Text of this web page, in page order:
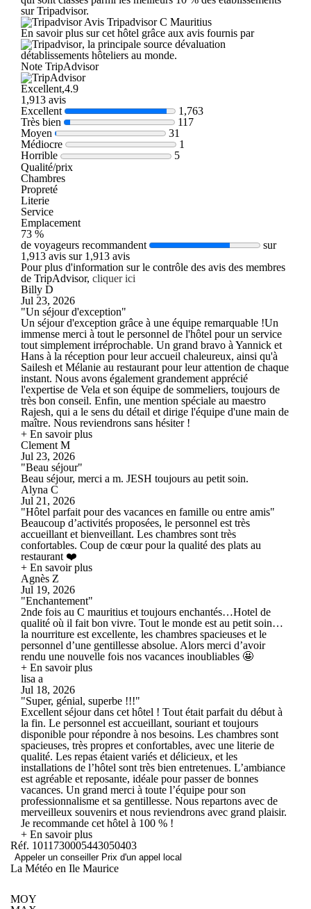
sur Tripadvisor.
Avis Tripadvisor C Mauritius
En savoir plus sur cet hôtel grâce aux avis fournis par
, la principale source dévaluation
détablissements hôteliers au monde.
Note TripAdvisor
Excellent,4.9
1,913 avis
Excellent
1,763
Très bien
117
Moyen
31
Médiocre
1
Horrible
5
Qualité/prix
Chambres
Propreté
Literie
Service
Emplacement
73 %
de voyageurs recommandent
sur
1,913 avis sur 1,913 avis
Pour plus d'information sur le contrôle des avis des membres
de TripAdvisor, cliquer ici
Billy D
Jul 23, 2026
"Un séjour d'exception"
Un séjour d'exception grâce à une équipe remarquable ! ​Un
immense merci à tout le personnel de l'hôtel pour un service
tout simplement irréprochable. Un grand bravo à Yannick et
Hans à la réception pour leur accueil chaleureux, ainsi qu'à
Sailesh et Mélanie au restaurant pour leur attention de chaque
instant. Nous avons également grandement apprécié
l'expertise de Vela et son équipe de sommeliers, toujours de
très bon conseil. Enfin, une mention spéciale au maestro
Rajesh, qui a le sens du détail et dirige l'équipe d'une main de
maître. Nous reviendrons sans hésiter !
+ En savoir plus
Clement M
Jul 23, 2026
"Beau séjour"
Beau séjour, merci a m. JESH toujours au petit soin.
Alyna C
Jul 21, 2026
"Hôtel parfait pour des vacances en famille ou entre amis"
Beaucoup d’activités proposées, le personnel est très
accueillant et bienveillant. Les chambres sont très
confortables. Coup de cœur pour la qualité des plats au
restaurant ❤️
+ En savoir plus
Agnès Z
Jul 19, 2026
"Enchantement"
2nde fois au C mauritius et toujours enchantés…Hotel de
qualité où il fait bon vivre. Tout le monde est au petit soin…
la nourriture est excellente, les chambres spacieuses et le
personnel d’une gentillesse absolue. Alors merci d’avoir
rendu une nouvelle fois nos vacances inoubliables 🤩
+ En savoir plus
lisa a
Jul 18, 2026
"Super, génial, superbe !!!"
Excellent séjour dans cet hôtel ! Tout était parfait du début à
la fin. Le personnel est accueillant, souriant et toujours
disponible pour répondre à nos besoins. Les chambres sont
spacieuses, très propres et confortables, avec une literie de
qualité. Les repas étaient variés et délicieux, et les
installations de l’hôtel sont très bien entretenues. L’ambiance
est agréable et reposante, idéale pour passer de bonnes
vacances. Un grand merci à toute l’équipe pour son
professionnalisme et sa gentillesse. Nous repartons avec de
merveilleux souvenirs et nous reviendrons avec grand plaisir.
Je recommande cet hôtel à 100 % !
+ En savoir plus
Réf. 1011730005443050403
Appeler un conseiller Prix d'un appel local
La Météo en Ile Maurice
MOY